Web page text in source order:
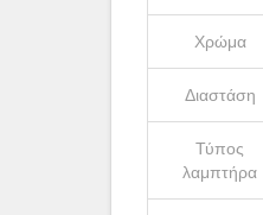
Χρώμα
Διαστάση
Τύπος
λαμπτήρα